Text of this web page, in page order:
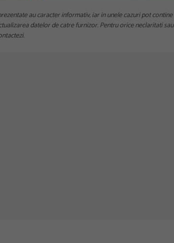
au caracter informativ, iar in unele cazuri pot contine
datelor de catre furnizor. Pentru orice neclaritati sau